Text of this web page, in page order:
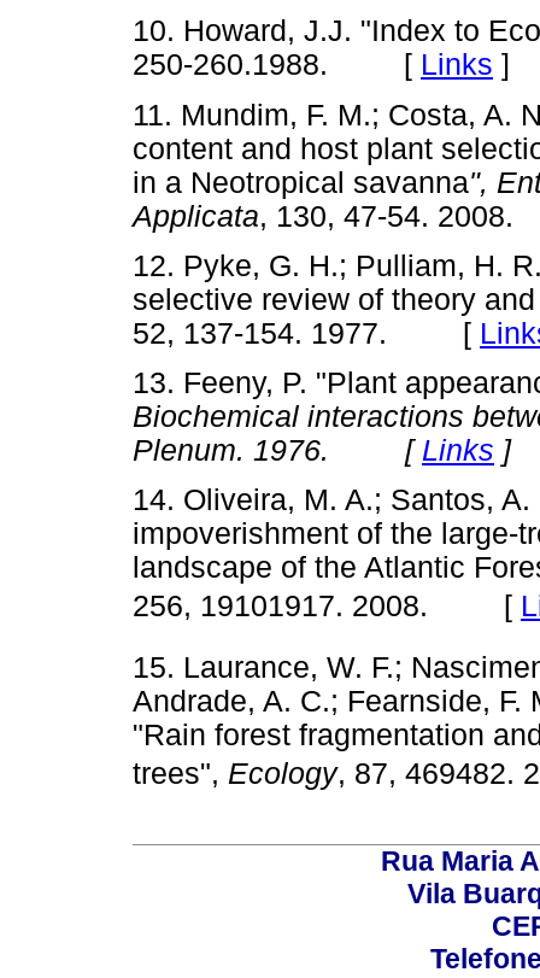
10. Howard, J.J. "Index to
250-260.1988. [ Links ]
11. Mundim, F. M.; Costa, A.
content and host plant
in a Neotropical savanna",
Applicata, 130, 47-54.
12. Pyke, G. H.; Pulliam, H.
selective review of theory
52, 137-154. 1977. [
13. Feeny, P. "Plant
Biochemical interactions
Plenum. 1976. [ Links ]
14. Oliveira, M. A.; Santos,
impoverishment of the large-
landscape of the Atlantic
256, 19101917. 2008. [
15. Laurance, W. F.;
Andrade, A. C.; Fearnside, F.
"Rain forest fragmentation
trees", Ecology, 87,
Rua Maria
Vila